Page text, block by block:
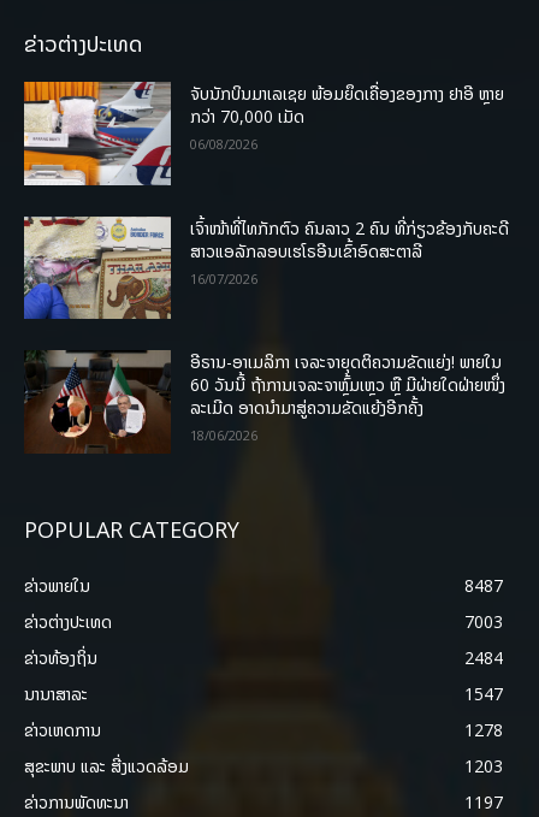
ຂ່າວຕ່າງປະເທດ
ຈັບນັກບິນມາເລເຊຍ ພ້ອມຍຶດເຄື່ອງຂອງກາງ ຢາອີ ຫຼາຍ
ກວ່າ 70,000 ເມັດ
06/08/2026
ເຈົ້າໜ້າທີ່ໄທກັກຕົວ ຄົນລາວ 2 ຄົນ ທີ່ກ່ຽວຂ້ອງກັບຄະດີ
ສາວແອລັກລອບເຮໂຣອີນເຂົ້າອົດສະຕາລີ
16/07/2026
ອີຣານ-ອາເມລິກາ ເຈລະຈາຍຸດຕິຄວາມຂັດແຍ່ງ! ພາຍໃນ
60 ວັນນີ້ ຖ້າການເຈລະຈາຫຼົ້ມເຫຼວ ຫຼື ມີຝ່າຍໃດຝ່າຍໜຶ່ງ
ລະເມີດ ອາດນໍາມາສູ່ຄວາມຂັດແຍ້ງອີກຄັ້ງ
18/06/2026
POPULAR CATEGORY
ຂ່າວພາຍ​ໃນ
8487
ຂ່າວຕ່າງປະເທດ
7003
ຂ່າວທ້ອງຖິ່ນ
2484
ນານາສາລະ
1547
ຂ່າວເຫດການ
1278
ສຸຂະພາບ ແລະ ສີ່ງແວດລ້ອມ
1203
ຂ່າວການພັດທະນາ
1197